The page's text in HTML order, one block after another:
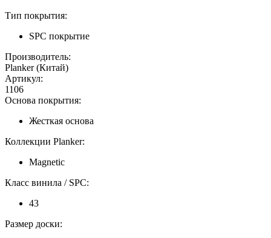
Тип покрытия:
SPC покрытие
Производитель:
Planker (Китай)
Артикул:
1106
Основа покрытия:
Жесткая основа
Коллекции Planker:
Magnetic
Класс винила / SPC:
43
Размер доски: